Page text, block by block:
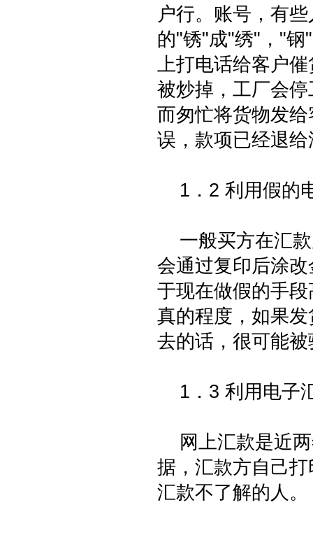
户行。账号，有
的"锈"成"绣"，"钢
上打电话给客户
被炒掉，工厂会
而匆忙将货物发
误，款项已经退
1．2 利用假的
一般买方在汇款
会通过复印后涂
于现在做假的手
真的程度，如果
去的话，很可能被
1．3 利用电子
网上汇款是近两
据，汇款方自己
汇款不了解的人。